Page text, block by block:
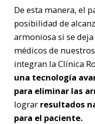
De esta manera, el
posibilidad de
armoniosa si se
médicos de
integran la Clínica
una tecnología
para eliminar las
lograr resultados
para el paciente.